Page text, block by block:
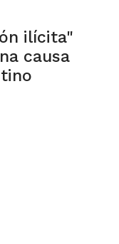
ilícita"
causa